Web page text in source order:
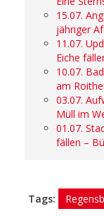
15.07.
jähriger
11.07.
Eiche
10.07.
am
03.07.
Müll im
01.07.
fällen –
Tags: